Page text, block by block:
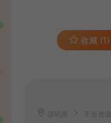
收藏 (1)
手游资源